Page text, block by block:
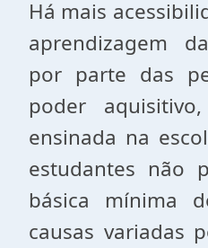
Há mais
aprendizagem
por parte das
poder
ensinada na
estudantes não
básica mínima
causas variadas